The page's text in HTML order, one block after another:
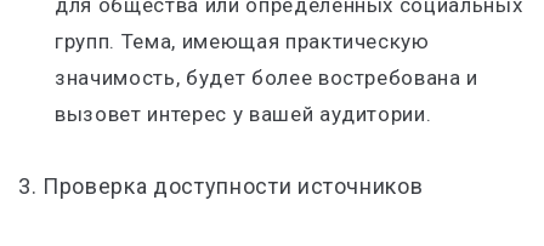
для общества или определённых социальных
групп. Тема, имеющая практическую
значимость, будет более востребована и
вызовет интерес у вашей аудитории.
3. Проверка доступности источников